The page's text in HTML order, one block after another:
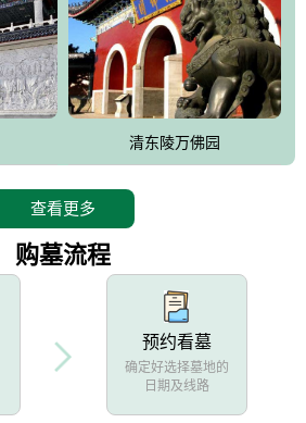
术园林，建设旅游景观、寺庙、酒店等综
经营，使企业的多元化经营项目相互依
覆盖率达90%。
个；主体建筑金宝塔，墓位容量8万个，
，为客户提供墓碑设计制作服务、特色
清东陵万佛园
查看更多
购墓流程
预约看墓
确定好选择墓地的
日期及线路